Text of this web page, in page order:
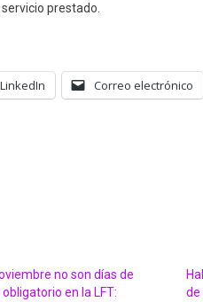
prestado.
LinkedIn Correo electrónico
no son días de
en la LFT:
de